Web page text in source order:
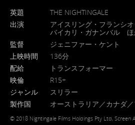
英題
THE NIGHTINGALE
出演
アイスリング・フランシ
バイカリ・ガナンバル
監督
ジェニファー・ケント
上映時間
136分
配給
トランスフォーマー
映倫
R15+
ジャンル
スリラー
製作国
オーストラリア／カナダ
© 2018 Nightingale Films Holdings Pty Ltd, Screen